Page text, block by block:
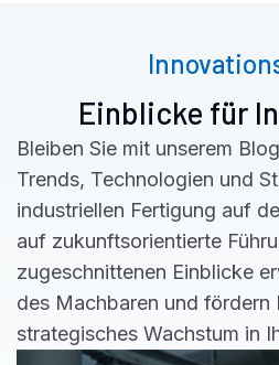
Einblicke für
Bleiben Sie mit unserem
Trends, Technologien und
industriellen Fertigung auf
auf zukunftsorientierte
zugeschnittenen Einblicke
des Machbaren und fördern
strategisches Wachstum in